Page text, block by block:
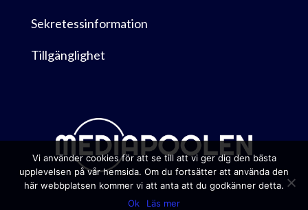
Sekretessinformation
Tillgänglighet
Vi använder cookies för att se till att vi ger dig den bästa
upplevelsen på vår hemsida. Om du fortsätter att använda den
här webbplatsen kommer vi att anta att du godkänner detta.
Ok
Läs mer